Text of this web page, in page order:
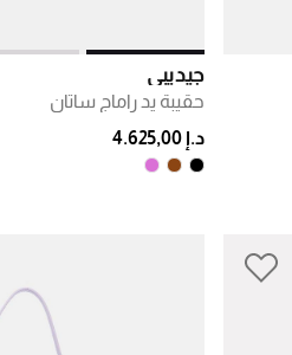
جيديبي
حقيبة يد راماج ساتان
د.إ 4.625,00